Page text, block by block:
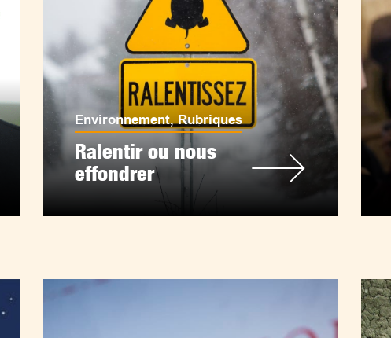
Environnement,Rubriques
Ralentir ou nous
effondrer